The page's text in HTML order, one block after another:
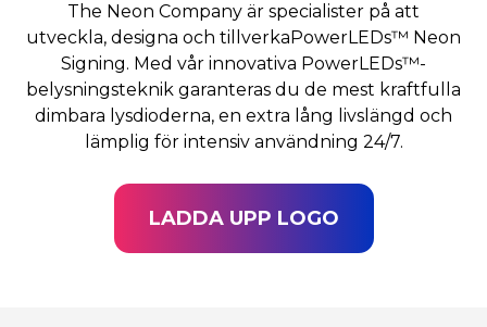
The Neon Company är specialister på att
utveckla, designa och tillverkaPowerLEDs™ Neon
Signing. Med vår innovativa PowerLEDs™-
belysningsteknik garanteras du de mest kraftfulla
dimbara lysdioderna, en extra lång livslängd och
lämplig för intensiv användning 24/7.
LADDA UPP LOGO